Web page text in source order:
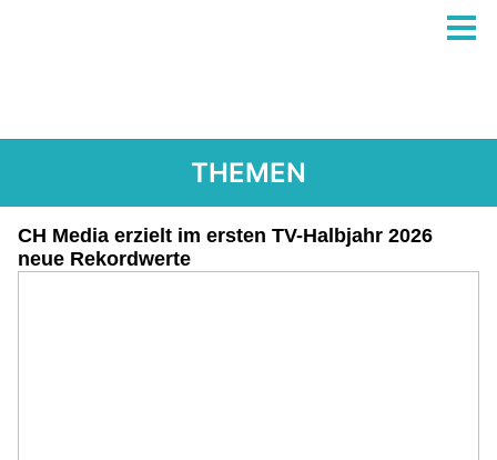
THEMEN
CH Media erzielt im ersten TV-Halbjahr 2026
neue Rekordwerte